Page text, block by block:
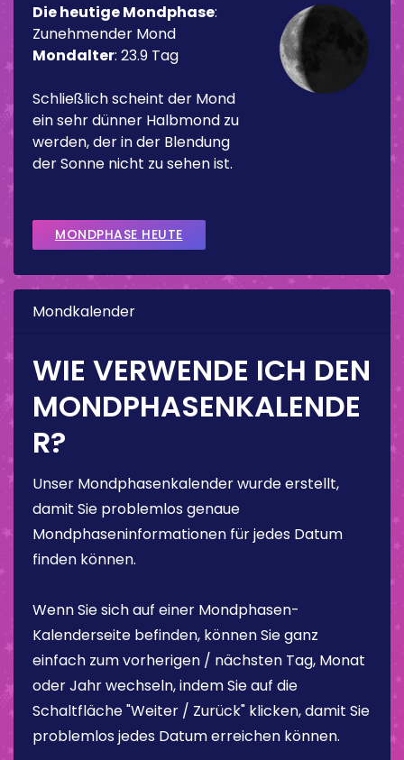
Die heutige Mondphase:
Zunehmender Mond
Mondalter: 23.9 Tag
Schließlich scheint der Mond
ein sehr dünner Halbmond zu
werden, der in der Blendung
der Sonne nicht zu sehen ist.
MONDPHASE HEUTE
Mondkalender
WIE VERWENDE ICH DEN
MONDPHASENKALENDE
R?
Unser Mondphasenkalender wurde erstellt,
damit Sie problemlos genaue
Mondphaseninformationen für jedes Datum
finden können.
Wenn Sie sich auf einer Mondphasen-
Kalenderseite befinden, können Sie ganz
einfach zum vorherigen / nächsten Tag, Monat
oder Jahr wechseln, indem Sie auf die
Schaltfläche "Weiter / Zurück" klicken, damit Sie
problemlos jedes Datum erreichen können.